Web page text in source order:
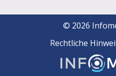
© 2026
Rechtliche